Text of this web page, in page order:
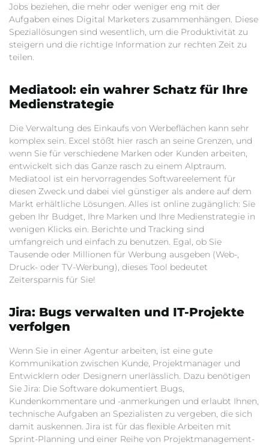
Jobs beziehen, die mehr oder weniger eng mit der
Aufgaben eines Digital Marketers zusammenhängen. Diese
Speziallösungen sind wesentlich, um die Produktivität zu
steigern und die richtige Information zur rechten Zeit zu
teilen.
Mediatool: ein wahrer Schatz für Ihre
Medienstrategie
Die Verwaltung des Einkaufs von Werbeflächen kann sehr
komplex sein. Excel stößt hier rasch an seine Grenzen, und
wenn Sie für verschiedene Marken oder Kunden arbeiten,
entwickelt sich das Ganze rasch zu einem Alptraum.
Mediatool ist ein hervorragendes Softwareelement für
diesen Zweck und dabei viel günstiger als andere auf dem
Markt erhältliche Lösungen. Alles ist online zugänglich: Sie
geben Ihr Budget, Ihre Marken und Ihre Medienstrategie in
wenigen Klicks ein. Berichte und Tracking sind
umfangreich und einfach zu benutzen. Egal, ob Sie
Tausende oder Millionen für Werbung ausgeben (Web-,
Druck- oder TV-Werbung), dieses Tool bedeutet
Zeitersparnis für Sie!
Jira: Bugs verwalten und IT-Projekte
verfolgen
Wenn Sie in einer Agentur arbeiten, ist eine gute
Kommunikation zwischen Kunde, Projektmanager und
Entwicklern oder Designern unerlässlich. Dazu benötigen
Sie Jira: Die Software dokumentiert Bugs,
Kundenkommentare und -anmerkungen und erlaubt Ihnen,
technische Aufgaben an Spezialisten zu vergeben, die sich
damit auskennen. Jira ist für das flexible Arbeiten mit
Sprint-Planning und einer Reihe von Projektmanagement-